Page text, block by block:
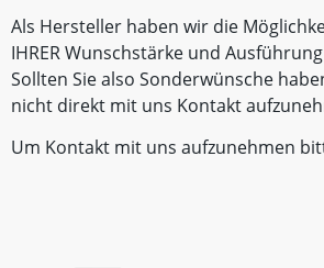
Als Hersteller haben wir die
IHRER Wunschstärke und
Sollten Sie also Sonderwünsche
nicht direkt mit uns Kontakt
Um Kontakt mit uns aufzunehmen